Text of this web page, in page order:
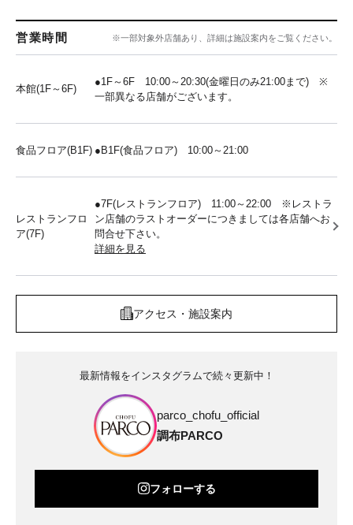
営業時間 ※一部対象外店舗あり、詳細は施設案内をご覧ください。
本館(1F～6F)
●1F～6F 10:00～20:30(金曜日のみ21:00まで) ※
一部異なる店舗がございます。
食品フロア(B1F) ●B1F(食品フロア) 10:00～21:00
レストランフロ
ア(7F)
●7F(レストランフロア) 11:00～22:00 ※レストラ
ン店舗のラストオーダーにつきましては各店舗へお
問合せ下さい。
詳細を見る
アクセス・施設案内
最新情報をインスタグラムで続々更新中！
parco_chofu_official
調布PARCO
フォローする